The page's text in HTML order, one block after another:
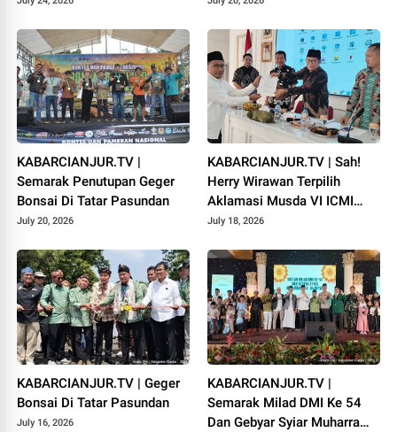
KABARCIANJUR.TV |
Semarak Penutupan Geger
Bonsai Di Tatar Pasundan
July 20, 2026
KABARCIANJUR.TV | Sah!
Herry Wirawan Terpilih
Aklamasi Musda VI ICMI
Orda Cianjur
July 18, 2026
KABARCIANJUR.TV | Geger
Bonsai Di Tatar Pasundan
July 16, 2026
KABARCIANJUR.TV |
Semarak Milad DMI Ke 54
Dan Gebyar Syiar Muharram